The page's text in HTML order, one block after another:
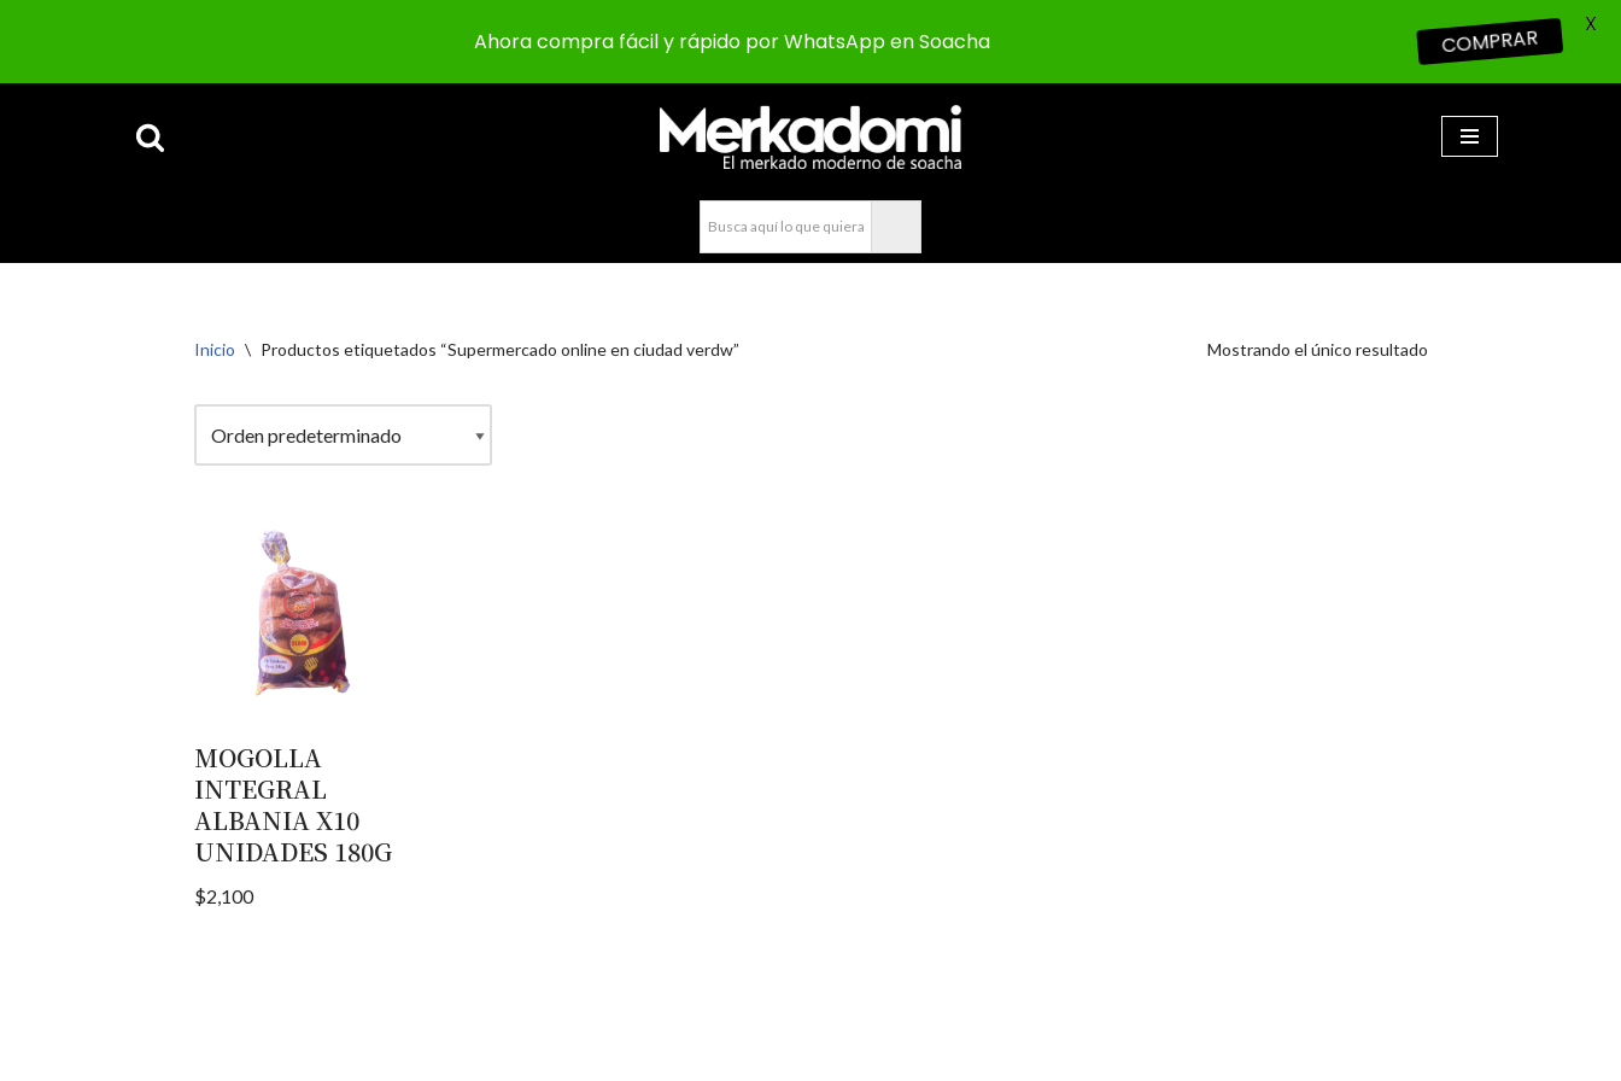
Inicio \ Productos etiquetados “Supermercado online en ciudad verdw” Mostrando el único resultado
MOGOLLA
INTEGRAL
ALBANIA X10
UNIDADES 180G
$2,100
Ahora compra fácil y rápido por WhatsApp en Soacha COMPRAR
X